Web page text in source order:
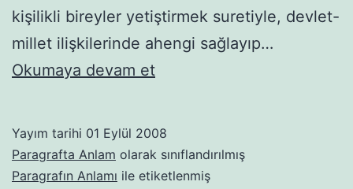
kişilikli bireyler yetiştirmek suretiyle, devlet-
millet ilişkilerinde ahengi sağlayıp…
Okumaya devam etParagrafta
Yayım tarihi 01 Eylül 2008
Paragrafta Anlam olarak sınıflandırılmış
Paragrafın Anlamı ile etiketlenmiş